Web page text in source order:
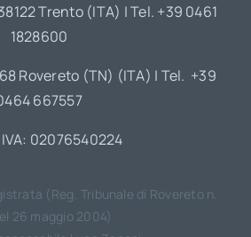
Trento (ITA) | Tel. +39 0461
1828600
Rovereto (TN) (ITA) | Tel. +39
667557
02076540224
(Reg. Tribunale di Rovereto n.
26 maggio 2004)